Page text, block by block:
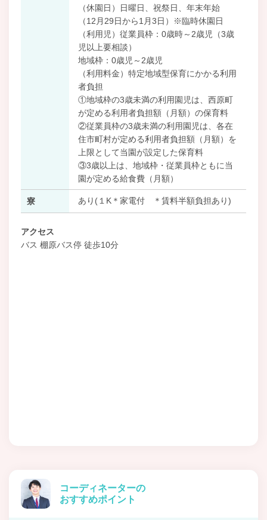
（休園日）日曜日、祝祭日、年末年始
（12月29日から1月3日）※臨時休園日
（利用児）従業員枠：0歳時～2歳児（3歳
児以上要相談）
地域枠：0歳児～2歳児
（利用料金）特定地域型保育にかかる利用
者負担
①地域枠の3歳未満の利用園児は、西原町
が定める利用者負担額（月額）の保育料
②従業員枠の3歳未満の利用園児は、各在
住市町村が定める利用者負担額（月額）を
上限として当園が設定した保育料
③3歳以上は、地域枠・従業員枠ともに当
園が定める給食費（月額）
寮 あり(１K＊家電付 ＊賃料半額負担あり)
アクセス
バス 棚原バス停 徒歩10分
コーディネーターの
おすすめポイント